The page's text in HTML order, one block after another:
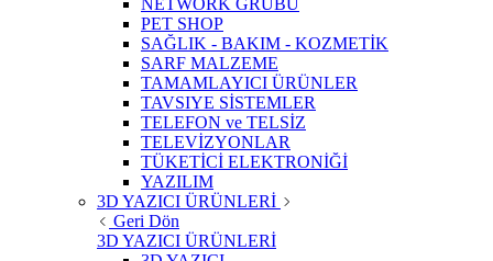
NETWORK GRUBU
PET SHOP
SAĞLIK - BAKIM - KOZMETİK
SARF MALZEME
TAMAMLAYICI ÜRÜNLER
TAVSIYE SİSTEMLER
TELEFON ve TELSİZ
TELEVİZYONLAR
TÜKETİCİ ELEKTRONİĞİ
YAZILIM
3D YAZICI ÜRÜNLERİ
Geri Dön
3D YAZICI ÜRÜNLERİ